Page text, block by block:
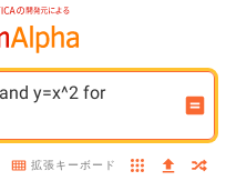
y=x^2 for
拡張キーボード